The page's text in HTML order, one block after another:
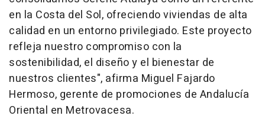
en la Costa del Sol, ofreciendo viviendas de alta
calidad en un entorno privilegiado. Este proyecto
refleja nuestro compromiso con la
sostenibilidad, el diseño y el bienestar de
nuestros clientes", afirma Miguel Fajardo
Hermoso, gerente de promociones de Andalucía
Oriental en Metrovacesa.